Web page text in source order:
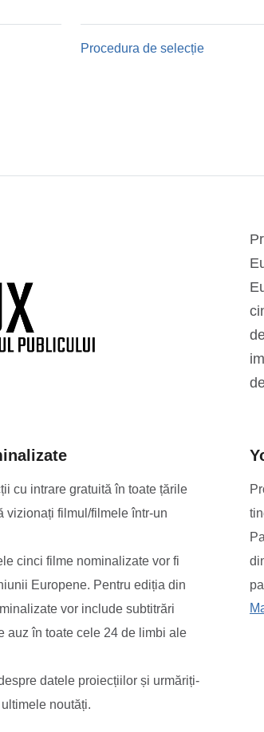
Procedura de selecție
Procedura de selecție
cu intrare gratuită în toate țările
vizionați filmul/filmele într-un
cinci filme nominalizate vor fi
Europene. Pentru ediția din
vor include subtitrări
auz în toate cele 24 de limbi ale
datele proiecțiilor și urmăriți-
noutăți.